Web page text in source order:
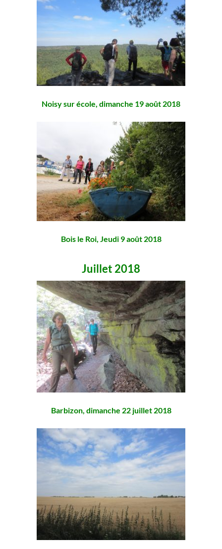
Noisy sur école, dimanche 19 août 2018
Bois le Roi, Jeudi 9 août 2018
Juillet 2018
Barbizon, dimanche 22 juillet 2018